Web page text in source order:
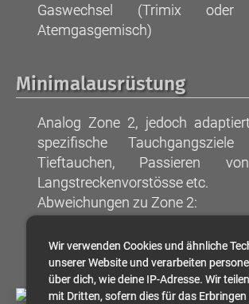
Wir verwenden Cookies und ähnliche
unserer Website und verarbeiten
über dich, wie deine IP-Adresse. Wir
mit Dritten, sofern dies für das Erbringen
Gaswechsel (Trimix
Atemgasgemisch)
Minimalausrüstung
Analog Zone 2, jedoch
spezifische
Tieftauchen, Passieren
Langstreckenvorstösse etc.
Abweichungen zu Zone 2:
bar)
1 Backup-Maske/Taucher